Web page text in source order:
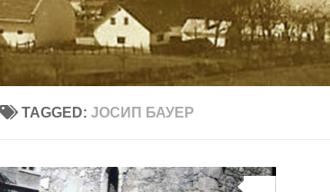
TAGGED: ЈОСИП БАУЕР